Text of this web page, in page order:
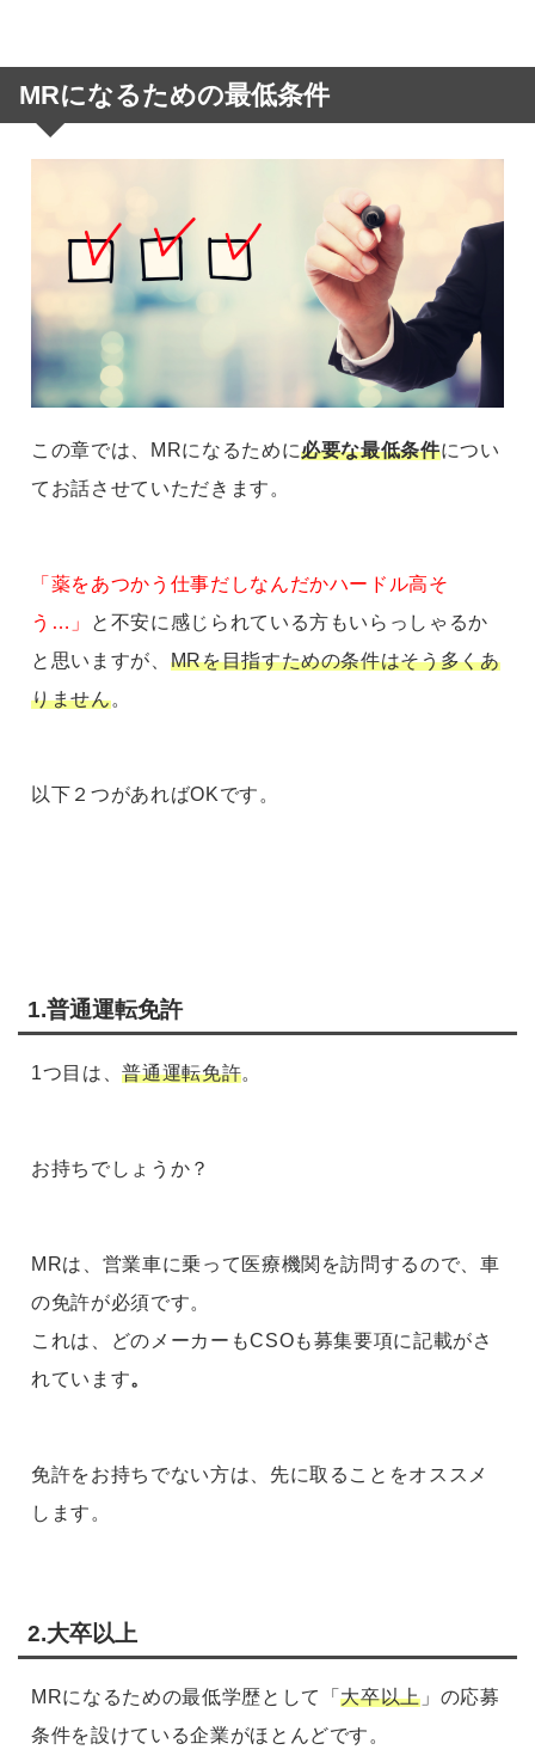
MRになるための最低条件
この章では、MRになるために必要な最低条件につい
てお話させていただきます。
「薬をあつかう仕事だしなんだかハードル高そ
う…」
と不安に感じられている方もいらっしゃるか
と思いますが、 MRを目指すための条件はそう多くあ
りません。
以下２つがあればOKです。
1.普通運転免許
1つ目は、普通運転免許。
お持ちでしょうか？
MRは、営業車に乗って医療機関を訪問するので、車
の免許が必須です。
これは、どのメーカーもCSOも募集要項に記載がさ
れています。
免許をお持ちでない方は、先に取ることをオススメ
します。
2.大卒以上
MRになるための最低学歴として「大卒以上 」の応募
条件を設けている企業がほとんどです。